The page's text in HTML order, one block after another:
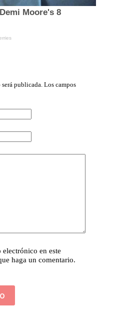
publicada. Los campos
en este
haga un comentario.